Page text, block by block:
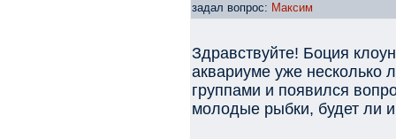
задал вопрос: Максим
Здравствуйте! Боция
аквариуме уже несколько
группами и появился
молодые рыбки, будет ли